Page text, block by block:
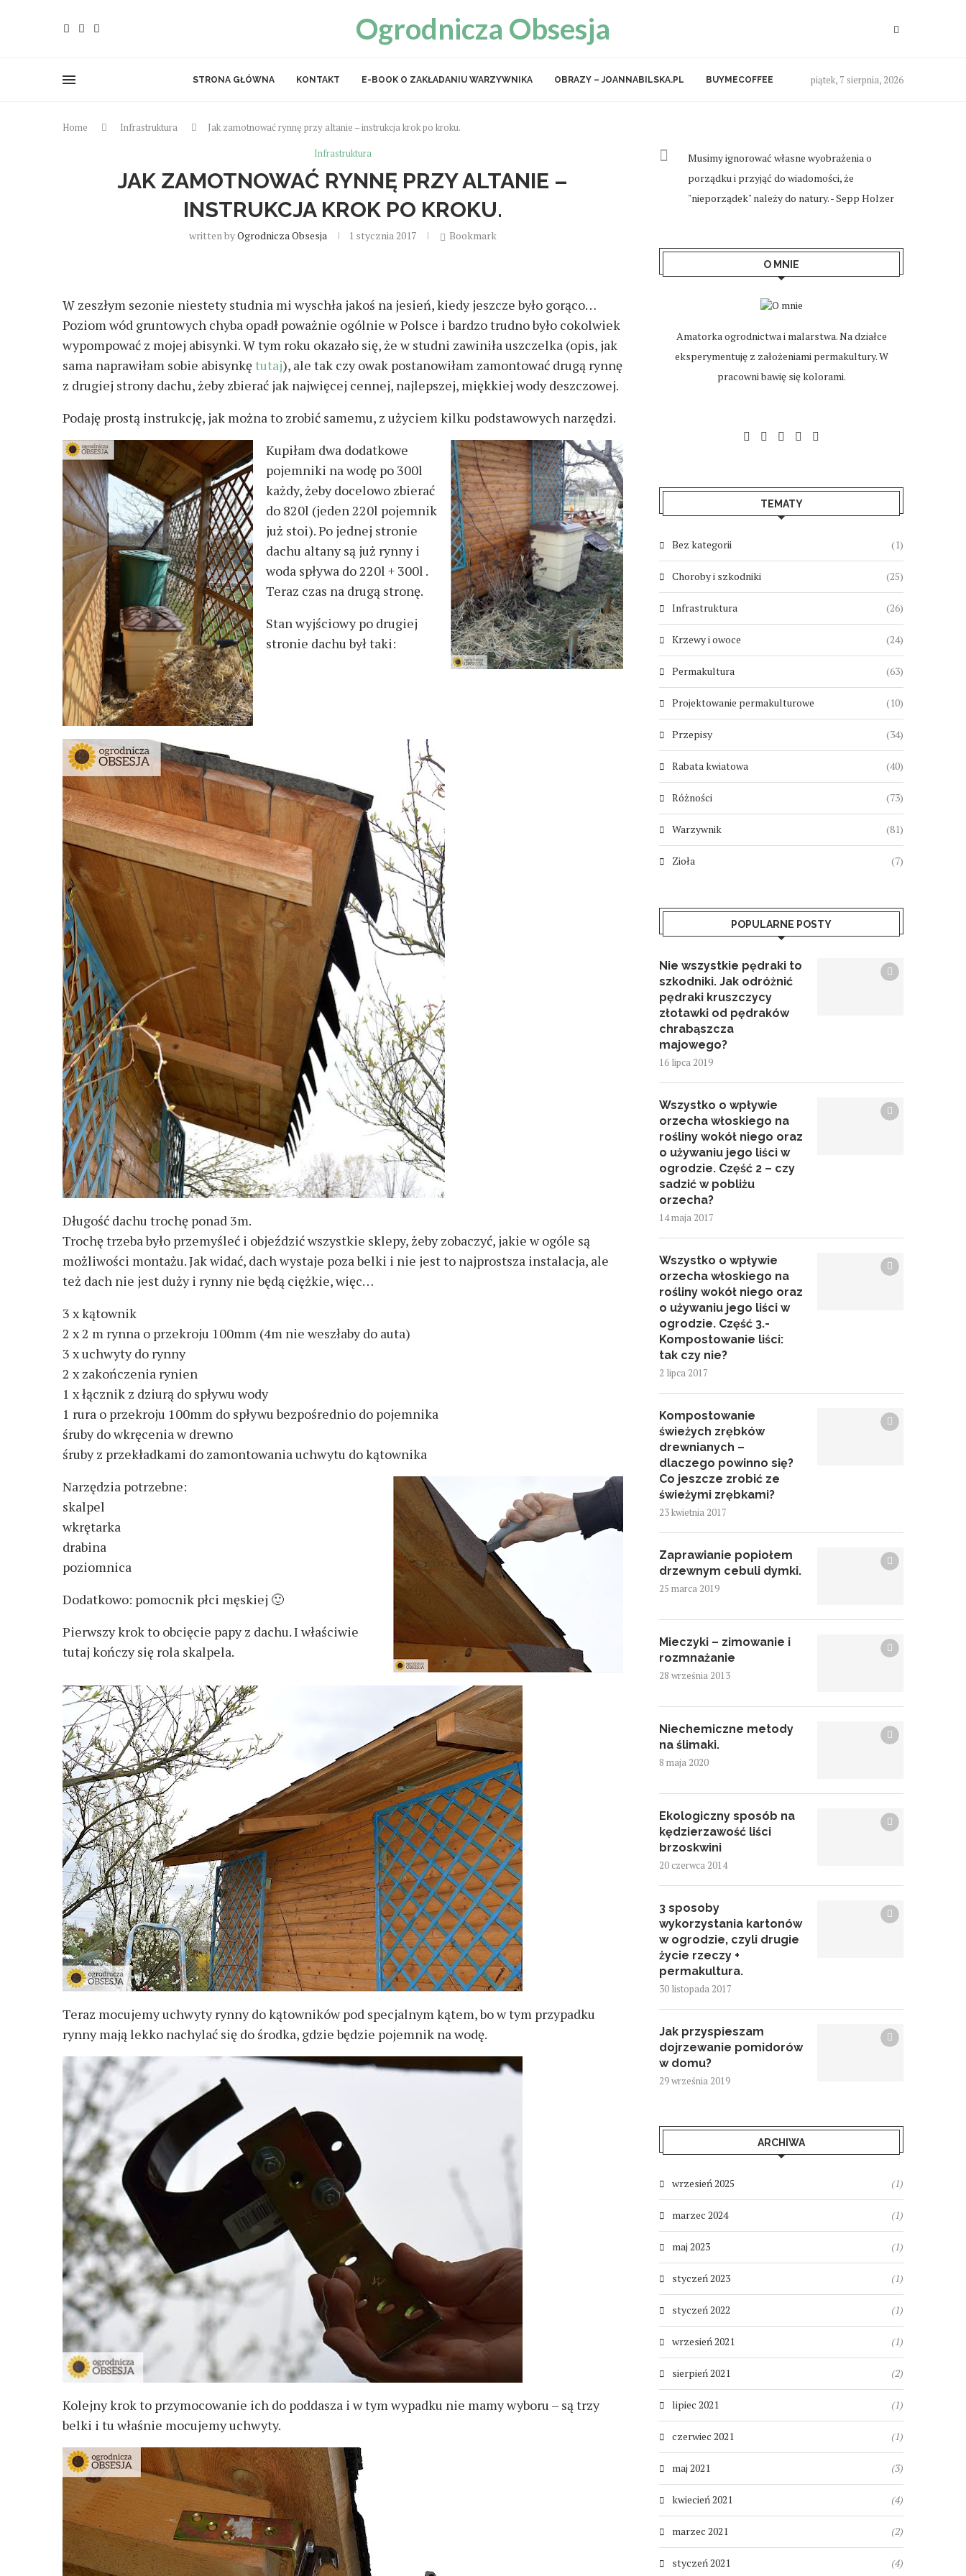
Ogrodnicza Obsesja
STRONA GŁÓWNA KONTAKT E-BOOK O ZAKŁADANIU WARZYWNIKA OBRAZY – JOANNABILSKA.PL BUYMECOFFEE piątek, 7 sierpnia, 2026
Home Infrastruktura
Jak zamotnować rynnę przy altanie – instrukcja krok po kroku.
Infrastruktura
JAK ZAMOTNOWAĆ RYNNĘ PRZY ALTANIE –
INSTRUKCJA KROK PO KROKU.
written byOgrodnicza Obsesja 1 stycznia 2017 Bookmark
W zeszłym sezonie niestety studnia mi wyschła jakoś na jesień, kiedy jeszcze było gorąco…
Poziom wód gruntowych chyba opadł poważnie ogólnie w Polsce i bardzo trudno było cokolwiek
wypompować z mojej abisynki. W tym roku okazało się, że w studni zawiniła uszczelka (opis, jak
sama naprawiłam sobie abisynkętutaj), ale tak czy owak postanowiłam zamontować drugą rynnę
z drugiej strony dachu, żeby zbierać jak najwięcej cennej, najlepszej, miękkiej wody deszczowej.
Podaję prostą instrukcję, jak można to zrobić samemu, z użyciem kilku podstawowych narzędzi.
Kupiłam dwa dodatkowe
pojemniki na wodę po 300l
każdy, żeby docelowo zbierać
do 820l (jeden 220l pojemnik
już stoi). Po jednej stronie
dachu altany są już rynny i
woda spływa do 220l + 300l .
Teraz czas na drugą stronę.
Stan wyjściowy po drugiej
stronie dachu był taki:
Długość dachu trochę ponad 3m.
Trochę trzeba było przemyśleć i objeździć wszystkie sklepy, żeby zobaczyć, jakie w ogóle są
możliwości montażu. Jak widać, dach wystaje poza belki i nie jest to najprostsza instalacja, ale
też dach nie jest duży i rynny nie będą ciężkie, więc…
3 x kątownik
2 x 2 m rynna o przekroju 100mm (4m nie weszłaby do auta)
3 x uchwyty do rynny
2 x zakończenia rynien
1 x łącznik z dziurą do spływu wody
1 rura o przekroju 100mm do spływu bezpośrednio do pojemnika
śruby do wkręcenia w drewno
śruby z przekładkami do zamontowania uchwytu do kątownika
Narzędzia potrzebne:
skalpel
wkrętarka
drabina
poziomnica
Dodatkowo: pomocnik płci męskiej 🙂
Pierwszy krok to obcięcie papy z dachu. I właściwie
tutaj kończy się rola skalpela.
Teraz mocujemy uchwyty rynny do kątowników pod specjalnym kątem, bo w tym przypadku
rynny mają lekko nachylać się do środka, gdzie będzie pojemnik na wodę.
Kolejny krok to przymocowanie ich do poddasza i w tym wypadku nie mamy wyboru – są trzy
belki i tu właśnie mocujemy uchwyty.
Musimy ignorować własne wyobrażenia o
porządku i przyjąć do wiadomości, że
"nieporządek" należy do natury. - Sepp Holzer
O MNIE
Amatorka ogrodnictwa i malarstwa. Na działce
eksperymentuję z założeniami permakultury. W
pracowni bawię się kolorami.
TEMATY
Bez kategorii (1)
Choroby i szkodniki (25)
Infrastruktura (26)
Krzewy i owoce (24)
Permakultura (63)
Projektowanie permakulturowe (10)
Przepisy (34)
Rabata kwiatowa (40)
Różności (73)
Warzywnik (81)
Zioła (7)
POPULARNE POSTY
Nie wszystkie pędraki to
szkodniki. Jak odróżnić
pędraki kruszczycy
złotawki od pędraków
chrabąszcza
majowego?
16 lipca 2019
Wszystko o wpływie
orzecha włoskiego na
rośliny wokół niego oraz
o używaniu jego liści w
ogrodzie. Część 2 – czy
sadzić w pobliżu
orzecha?
14 maja 2017
Wszystko o wpływie
orzecha włoskiego na
rośliny wokół niego oraz
o używaniu jego liści w
ogrodzie. Część 3.-
Kompostowanie liści:
tak czy nie?
2 lipca 2017
Kompostowanie
świeżych zrębków
drewnianych –
dlaczego powinno się?
Co jeszcze zrobić ze
świeżymi zrębkami?
23 kwietnia 2017
Zaprawianie popiołem
drzewnym cebuli dymki.
25 marca 2019
Mieczyki – zimowanie i
rozmnażanie
28 września 2013
Niechemiczne metody
na ślimaki.
8 maja 2020
Ekologiczny sposób na
kędzierzawość liści
brzoskwini
20 czerwca 2014
3 sposoby
wykorzystania kartonów
w ogrodzie, czyli drugie
życie rzeczy +
permakultura.
30 listopada 2017
Jak przyspieszam
dojrzewanie pomidorów
w domu?
29 września 2019
ARCHIWA
wrzesień 2025 (1)
marzec 2024 (1)
maj 2023 (1)
styczeń 2023 (1)
styczeń 2022 (1)
wrzesień 2021 (1)
sierpień 2021 (2)
lipiec 2021 (1)
czerwiec 2021 (1)
maj 2021 (3)
kwiecień 2021 (4)
marzec 2021 (2)
styczeń 2021 (4)